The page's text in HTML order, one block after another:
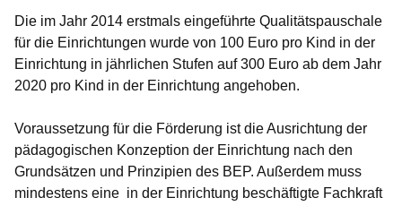
Die im Jahr 2014 erstmals eingeführte Qualitätspauschale
für die Einrichtungen wurde von 100 Euro pro Kind in der
Einrichtung in jährlichen Stufen auf 300 Euro ab dem Jahr
2020 pro Kind in der Einrichtung angehoben.
Voraussetzung für die Förderung ist die Ausrichtung der
pädagogischen Konzeption der Einrichtung nach den
Grundsätzen und Prinzipien des BEP. Außerdem muss
mindestens eine in der Einrichtung beschäftigte Fachkraft